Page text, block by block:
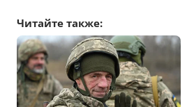
Читайте также: